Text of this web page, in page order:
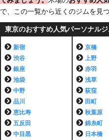
で、この一覧から近くのジムを見
東京のおすすめ人気パーソナルジ
新宿
渋谷
銀座
池袋
中野
品川
恵比寿
五反田
中目黒
京橋
上野
赤羽
浅草
荻窪
田町
秋葉原
錦糸町
日本橋